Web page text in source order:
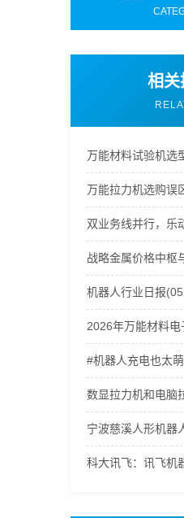
相关
万能拉力机选购误
双业务线并行，乐
数显拉力机和电脑
宁波慈溪人形机器